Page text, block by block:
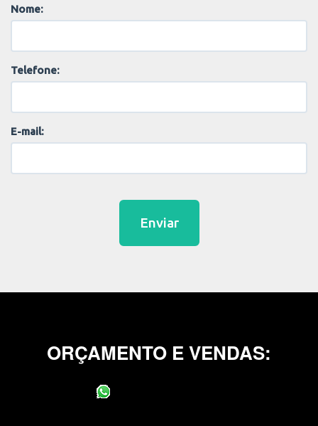
Nome:
Telefone:
E-mail:
Enviar
ORÇAMENTO E VENDAS: